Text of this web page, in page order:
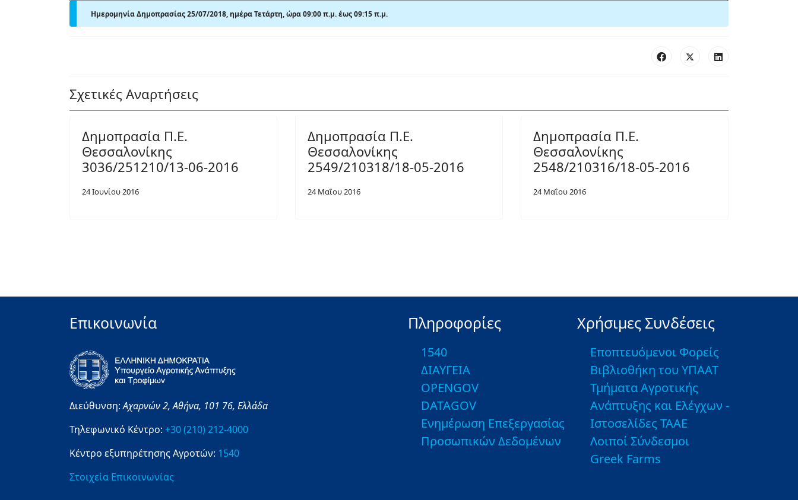
Ημερομηνία Δημοπρασίας 25/07/2018, ημέρα Τετάρτη, ώρα 09:00 π.μ. έως 09:15 π.μ.
Σχετικές Αναρτήσεις
Δημοπρασία Π.Ε.
Θεσσαλονίκης
3036/251210/13-06-2016
24 Ιουνίου 2016
Δημοπρασία Π.Ε.
Θεσσαλονίκης
2549/210318/18-05-2016
24 Μαΐου 2016
Δημοπρασία Π.Ε.
Θεσσαλονίκης
2548/210316/18-05-2016
24 Μαΐου 2016
Επικοινωνία
Διεύθυνση:Αχαρνών 2,Αθήνα, 101 76, Ελλάδα
Τηλεφωνικό Κέντρο: +30 (210) 212-4000
Κέντρο εξυπηρέτησης Αγροτών: 1540
Στοιχεία Επικοινωνίας
Πληροφορίες
1540
ΔΙΑΥΓΕΙΑ
OPENGOV
DATAGOV
Ενημέρωση Επεξεργασίας
Προσωπικών Δεδομένων
Χρήσιμες Συνδέσεις
Εποπτευόμενοι Φορείς
Βιβλιοθήκη του ΥΠΑΑΤ
Τμήματα Αγροτικής
Ανάπτυξης και Ελέγχων -
Ιστοσελίδες ΤΑΑΕ
Λοιποί Σύνδεσμοι
Greek Farms